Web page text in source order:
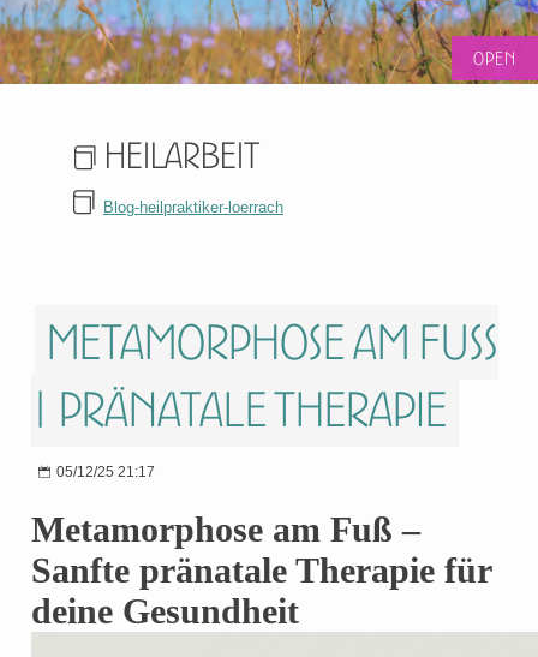
Heilarbeit
Blog-heilpraktiker-loerrach
Metamorphose am Fuss
| Pränatale Therapie
05/12/25 21:17
Metamorphose am Fuß –
Sanfte pränatale Therapie für
deine Gesundheit